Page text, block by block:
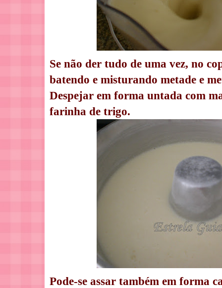
Se não der tudo de uma vez, no
batendo e misturando metade e
Despejar em forma untada com
farinha de trigo.
Pode-se assar também em forma